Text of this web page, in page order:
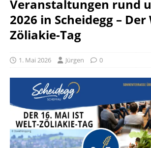
Veranstaltungen rund
2026 in Scheidegg – Der
Zöliakie-Tag
1. Mai 2026 Jürgen 0